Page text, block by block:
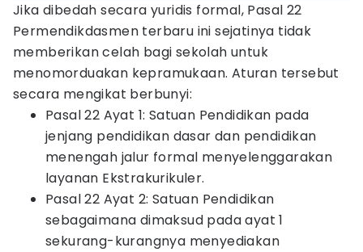
Jika dibedah secara yuridis formal, Pasal 22
Permendikdasmen terbaru ini sejatinya tidak
memberikan celah bagi sekolah untuk
menomorduakan kepramukaan. Aturan tersebut
secara mengikat berbunyi:
Pasal 22 Ayat 1: Satuan Pendidikan pada
jenjang pendidikan dasar dan pendidikan
menengah jalur formal menyelenggarakan
layanan Ekstrakurikuler.
Pasal 22 Ayat 2: Satuan Pendidikan
sebagaimana dimaksud pada ayat 1
sekurang-kurangnya menyediakan